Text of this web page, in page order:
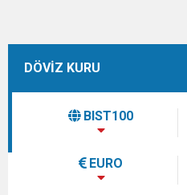
DÖVİZ KURU
BIST100
EURO